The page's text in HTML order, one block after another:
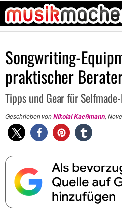
Songwriting-
praktischer
Tipps und Gear für
Geschrieben vonNikolai Kaeßmann,